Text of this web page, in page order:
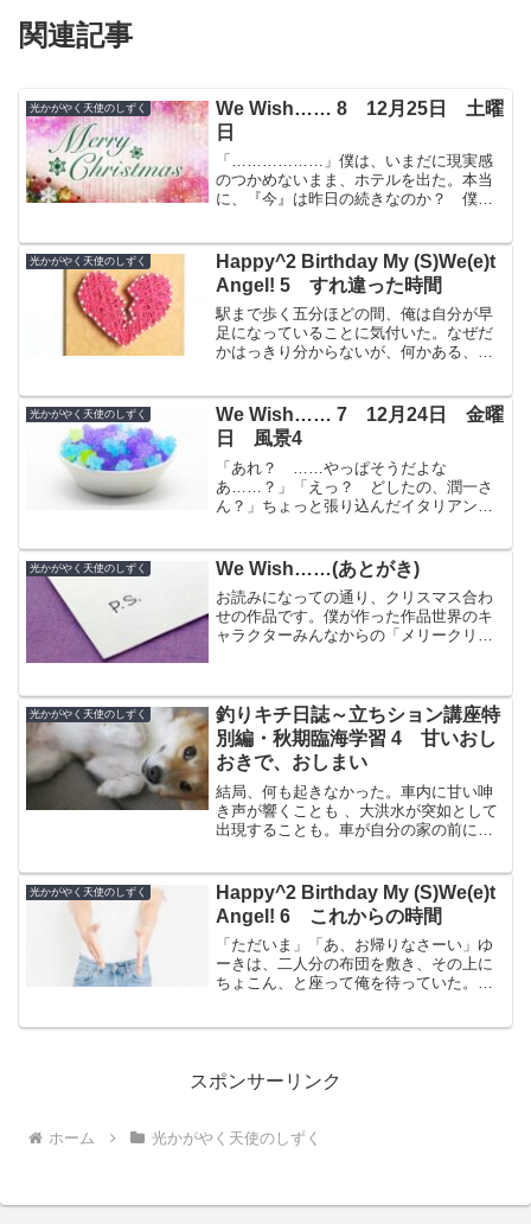
関連記事
光かがやく天使のしずく
We Wish…… 8 12月25日 土曜
日
「………………」僕は、いまだに現実感
のつかめないまま、ホテルを出た。本当
に、『今』は昨日の続きなのか？ 僕
ボーヤ。今回も堪能させて貰ったわぁ」
僕の隣から、トレンチコート...
光かがやく天使のしずく
Happy^2 Birthday My (S)We(e)t
Angel! 5 すれ違った時間
駅まで歩く五分ほどの間、俺は自分が早
足になっていることに気付いた。なぜだ
かはっきり分からないが、何かある、そ
君。ごめんね、こんな遅くに……」改札
から少し離れた薄闇の中に、彼女は居...
光かがやく天使のしずく
We Wish…… 7 12月24日 金曜
日 風景4
「あれ？ ……やっぱそうだよな
あ……？」「えっ？ どしたの、潤一さ
ん？」ちょっと張り込んだイタリアンを
かう道。いきなり足を止めて首をひねる
俺に、ゆーきはさらに首を傾げる...
光かがやく天使のしずく We Wish……(あとがき)
お読みになっての通り、クリスマス合わ
せの作品です。僕が作った作品世界のキ
ャラクターみんなからの「メリークリス
バー」（＝作品世界をまた...
光かがやく天使のしずく
釣りキチ日誌～立ちション講座特
別編・秋期臨海学習 4 甘いおし
おきで、おしまい
結局、何も起きなかった。車内に甘い呻
き声が響くことも 、大洪水が突如として
出現することも。車が自分の家の前に停
さんはリア・ハッチのロックを解除し、
車から降りて荷物を降ろす...
光かがやく天使のしずく
Happy^2 Birthday My (S)We(e)t
Angel! 6 これからの時間
「ただいま」「あ、お帰りなさーい」ゆ
ーきは、二人分の布団を敷き、その上に
ちょこん、と座って俺を待っていた。パ
スポンサーリンク
ホーム 光かがやく天使のしずく